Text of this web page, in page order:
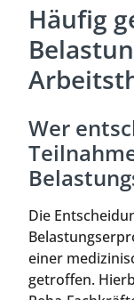
Häufig
Wer
Die
einer
getroffen.